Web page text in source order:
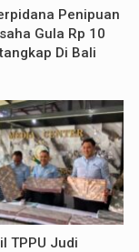
Penipuan
Gula Rp 10
Di Bali
TPPU Judi